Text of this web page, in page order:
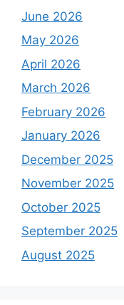
June 2026
May 2026
April 2026
March 2026
February 2026
January 2026
December 2025
November 2025
October 2025
September 2025
August 2025